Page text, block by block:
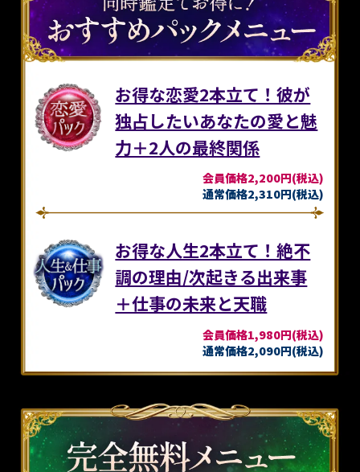
お得な恋愛2本立て！彼が
独占したいあなたの愛と魅
力＋2人の最終関係
会員価格2,200円(税込)
通常価格2,310円(税込)
お得な人生2本立て！絶不
調の理由/次起きる出来事
＋仕事の未来と天職
会員価格1,980円(税込)
通常価格2,090円(税込)